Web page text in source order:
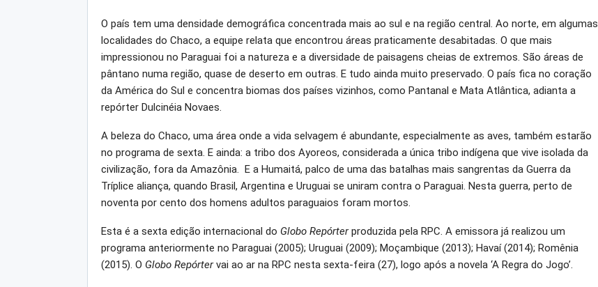
O país tem uma densidade demográfica concentrada mais ao sul e na região central. Ao norte, em algumas
localidades do Chaco, a equipe relata que encontrou áreas praticamente desabitadas. O que mais
impressionou no Paraguai foi a natureza e a diversidade de paisagens cheias de extremos. São áreas de
pântano numa região, quase de deserto em outras. E tudo ainda muito preservado. O país fica no coração
da América do Sul e concentra biomas dos países vizinhos, como Pantanal e Mata Atlântica, adianta a
repórter Dulcinéia Novaes.
A beleza do Chaco, uma área onde a vida selvagem é abundante, especialmente as aves, também estarão
no programa de sexta. E ainda: a tribo dos Ayoreos, considerada a única tribo indígena que vive isolada da
civilização, fora da Amazônia. E a Humaitá, palco de uma das batalhas mais sangrentas da Guerra da
Tríplice aliança, quando Brasil, Argentina e Uruguai se uniram contra o Paraguai. Nesta guerra, perto de
noventa por cento dos homens adultos paraguaios foram mortos.
Esta é a sexta edição internacional do Globo Repórterproduzida pela RPC. A emissora já realizou um
programa anteriormente no Paraguai (2005); Uruguai (2009); Moçambique (2013); Havaí (2014); Romênia
(2015). O Globo Repórtervai ao ar na RPC nesta sexta-feira (27), logo após a novela ‘A Regra do Jogo’.